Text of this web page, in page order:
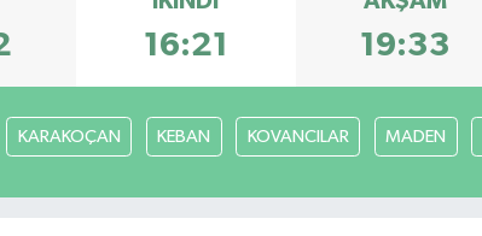
16:21 19:33
KARAKOÇAN KEBAN KOVANCILAR MADEN